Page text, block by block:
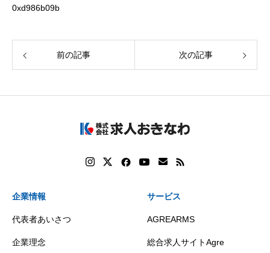
0xd986b09b
前の記事 次の記事
企業情報
代表者あいさつ
企業理念
サービス
AGREARMS
総合求人サイトAgre